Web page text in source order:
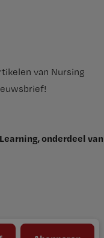
van Nursing
!
onderdeel van